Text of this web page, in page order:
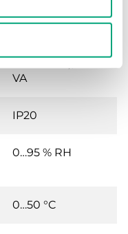
VA
IP20
0…95 % RH
0…50 °C